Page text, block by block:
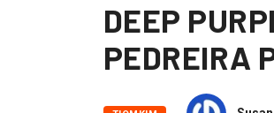
DEEP
PEDREIRA